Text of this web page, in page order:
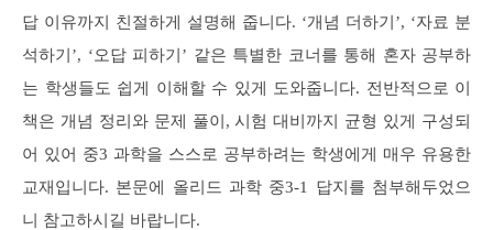
답 이유까지 친절하게 설명해 줍니다. ‘개념 더하기’, ‘자료 분
석하기’, ‘오답 피하기’ 같은 특별한 코너를 통해 혼자 공부하
는 학생들도 쉽게 이해할 수 있게 도와줍니다. 전반적으로 이
책은 개념 정리와 문제 풀이, 시험 대비까지 균형 있게 구성되
어 있어 중3 과학을 스스로 공부하려는 학생에게 매우 유용한
교재입니다. 본문에 올리드 과학 중3-1 답지를 첨부해두었으
니 참고하시길 바랍니다.